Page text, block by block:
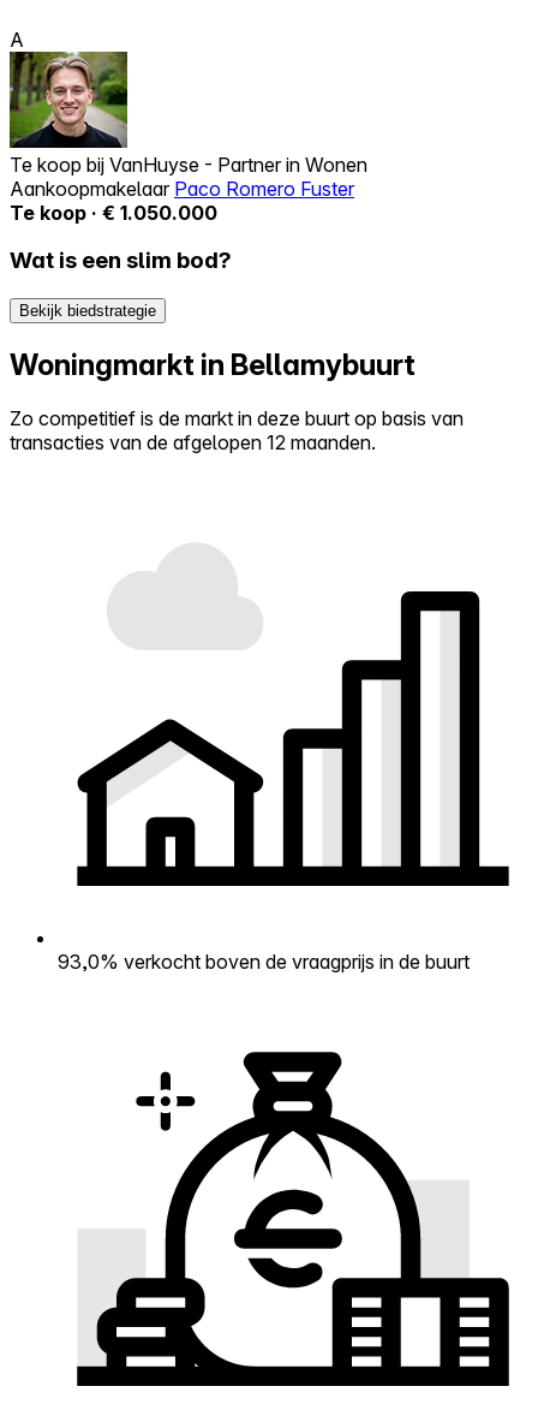
A
Te koop bij VanHuyse - Partner in Wonen
Aankoopmakelaar Paco Romero Fuster
Te koop · € 1.050.000
Wat is een slim bod?
Bekijk biedstrategie
Woningmarkt in Bellamybuurt
Zo competitief is de markt in deze buurt op basis van
transacties van de afgelopen 12 maanden.
93,0% verkocht boven de vraagprijs in de buurt